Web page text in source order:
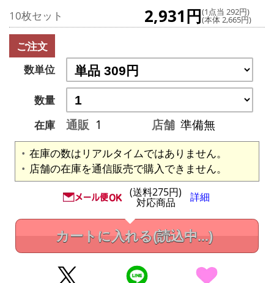
10枚セット 2,931円(1点当 292円)
(本体 2,665円)
ご注文
数単位
数量
在庫
通販 1 店舗 準備無
在庫の数はリアルタイムではありません。
店舗の在庫を通信販売で購入できません。
(送料275円)
対応商品 詳細
カートに入れる(読込中...)